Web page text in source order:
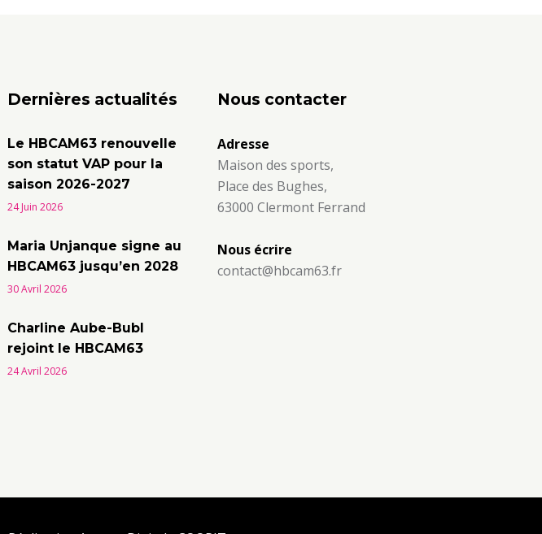
Dernières actualités
Le HBCAM63 renouvelle
son statut VAP pour la
saison 2026-2027
24 Juin 2026
Maria Unjanque signe au
HBCAM63 jusqu’en 2028
30 Avril 2026
Charline Aube-Bubl
rejoint le HBCAM63
24 Avril 2026
Nous contacter
Adresse
Maison des sports,
Place des Bughes,
63000 Clermont Ferrand
Nous écrire
contact@hbcam63.fr